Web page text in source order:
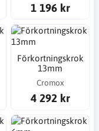
1 196 kr
Förkortningskrok
13mm
Cromox
4 292 kr